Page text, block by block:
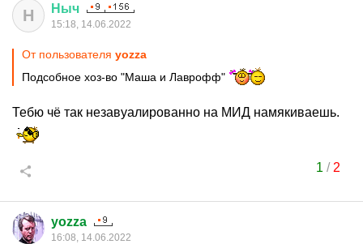
Н Ныч
15:18, 14.06.2022
От пользователя yozza
Подсобное хоз-во "Маша и Лаврофф"
Тебю чё так незавуалированно на МИД намякиваешь.
1 / 2
yozza
16:08, 14.06.2022